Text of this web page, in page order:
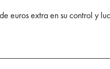
euros extra en su control y